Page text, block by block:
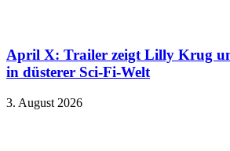
April X: Trailer zeigt Lilly Krug
in düsterer Sci-Fi-Welt
3. August 2026